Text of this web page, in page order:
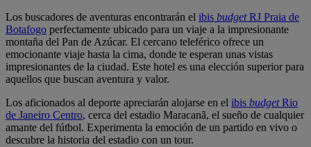
Los buscadores de aventuras encontrarán el ibis budgetRJ Praia de
Botafogo perfectamente ubicado para un viaje a la impresionante
montaña del Pan de Azúcar. El cercano teleférico ofrece un
emocionante viaje hasta la cima, donde te esperan unas vistas
impresionantes de la ciudad. Este hotel es una elección superior para
aquellos que buscan aventura y valor.
Los aficionados al deporte apreciarán alojarse en el ibis budgetRio
de Janeiro Centro, cerca del estadio Maracanã, el sueño de cualquier
amante del fútbol. Experimenta la emoción de un partido en vivo o
descubre la historia del estadio con un tour.